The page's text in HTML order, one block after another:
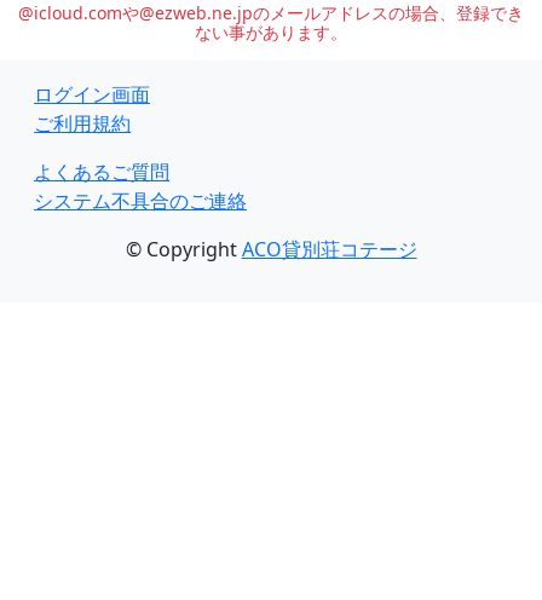
@icloud.comや@ezweb.ne.jpのメールアドレスの場合、登録でき
ない事があります。
ログイン画面
ご利用規約
よくあるご質問
システム不具合のご連絡
© CopyrightACO貸別荘コテージ